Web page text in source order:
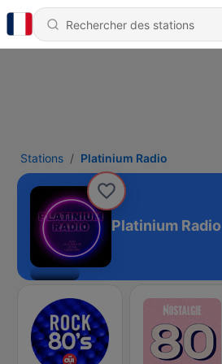
Stations Platinium Radio
Platinium Radio